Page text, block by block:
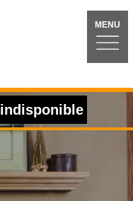
MENU
indisponible